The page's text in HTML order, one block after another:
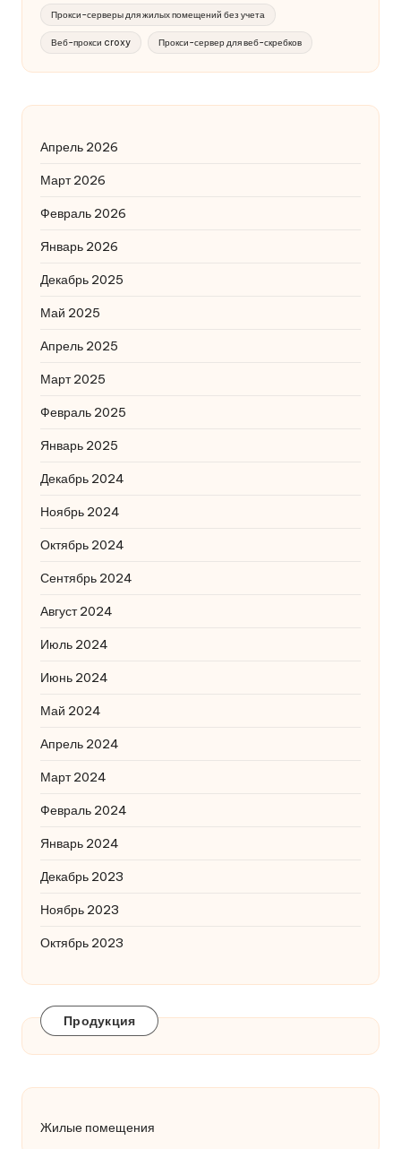
Прокси-серверы для жилых помещений без учета
Веб-прокси croxy Прокси-сервер для веб-скребков
Апрель 2026
Март 2026
Февраль 2026
Январь 2026
Декабрь 2025
Май 2025
Апрель 2025
Март 2025
Февраль 2025
Январь 2025
Декабрь 2024
Ноябрь 2024
Октябрь 2024
Сентябрь 2024
Август 2024
Июль 2024
Июнь 2024
Май 2024
Апрель 2024
Март 2024
Февраль 2024
Январь 2024
Декабрь 2023
Ноябрь 2023
Октябрь 2023
Продукция
Жилые помещения